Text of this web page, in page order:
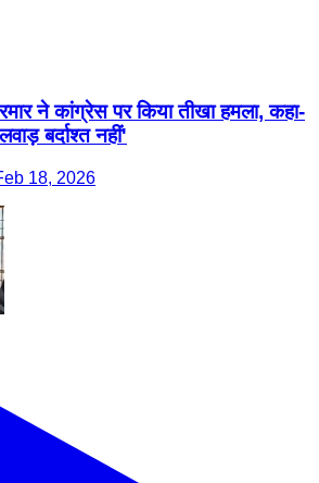
ने कांग्रेस पर किया तीखा हमला, कहा-
बर्दाश्त नहीं'
18, 2026